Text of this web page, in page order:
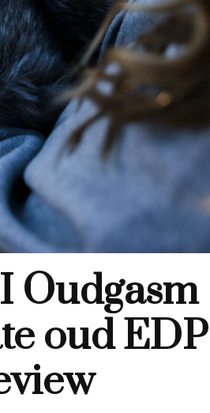
Oudgasm
oud EDP